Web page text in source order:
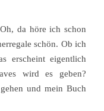
da höre ich schon
schön. Ob ich
erscheint eigentlich
wird es geben?
und mein Buch